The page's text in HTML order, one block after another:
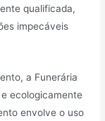
qualificada,
impecáveis
a Funerária
ecologicamente
envolve o uso